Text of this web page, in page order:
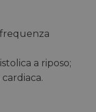
a riposo;